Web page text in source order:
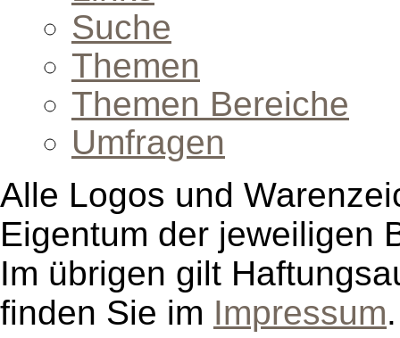
Suche
Themen
Themen Bereiche
Umfragen
Alle Logos und
Eigentum der jeweiligen
Im übrigen gilt
finden Sie im Impressum.